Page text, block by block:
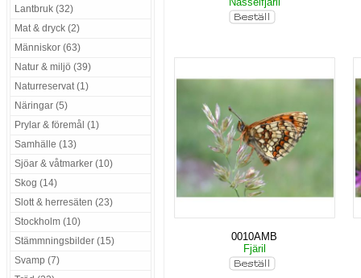
Lantbruk (32)
Mat & dryck (2)
Människor (63)
Natur & miljö (39)
Naturreservat (1)
Näringar (5)
Prylar & föremål (1)
Samhälle (13)
Sjöar & våtmarker (10)
Skog (14)
Slott & herresäten (23)
Stockholm (10)
Stämmningsbilder (15)
Svamp (7)
0010AMB
Fjäril